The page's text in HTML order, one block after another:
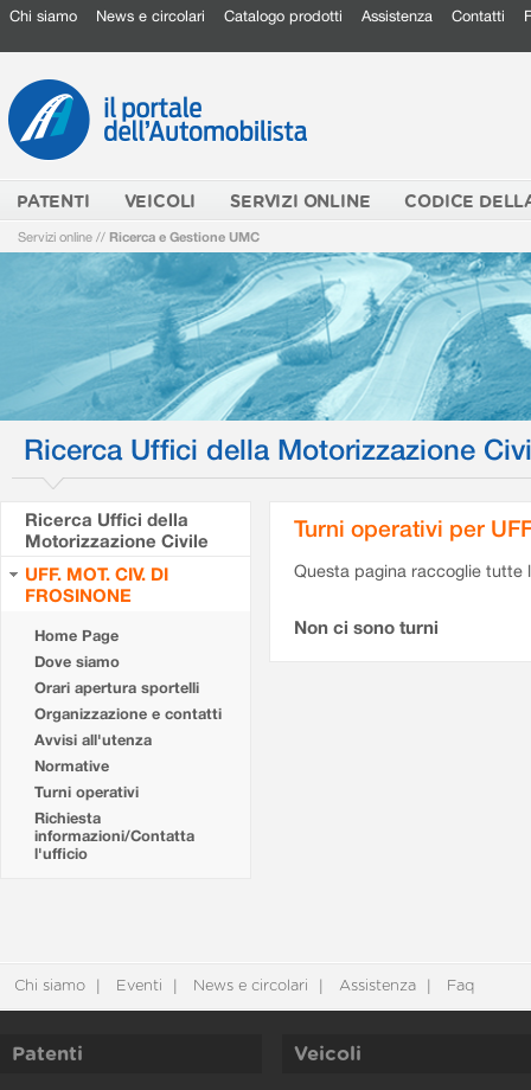
Chi siamo News e circolari Catalogo prodotti Assistenza Contatti
PATENTI VEICOLI SERVIZI ONLINE CODICE
Servizi online // Ricerca e Gestione UMC
Ricerca Uffici della Motorizzazione
Ricerca Uffici della
Motorizzazione Civile
UFF. MOT. CIV. DI
FROSINONE
Home Page
Dove siamo
Orari apertura sportelli
Organizzazione e contatti
Avvisi all'utenza
Normative
Turni operativi
Richiesta
informazioni/Contatta
l'ufficio
Turni operativi per
Questa pagina raccoglie tutte
Non ci sono turni
Chi siamo Eventi News e circolari Assistenza Faq
Patenti Veicoli